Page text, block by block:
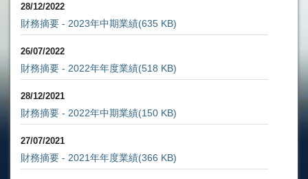
28/12/2022
財務摘要 - 2023年中期業績(635 KB)
26/07/2022
財務摘要 - 2022年年度業績(518 KB)
28/12/2021
財務摘要 - 2022年中期業績(150 KB)
27/07/2021
財務摘要 - 2021年年度業績(366 KB)